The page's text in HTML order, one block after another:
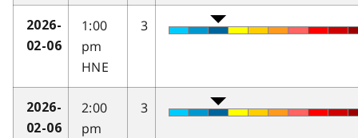
2026-
02-06
1:00
pm
HNE
3
2026-
02-06
2:00
pm
3